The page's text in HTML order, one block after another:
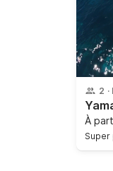
2 ·
À